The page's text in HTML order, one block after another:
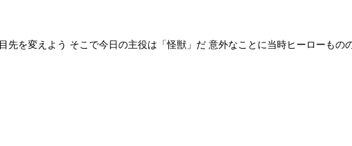
先を変えよう そこで今日の主役は「怪獣」だ 意外なことに当時ヒーローもの